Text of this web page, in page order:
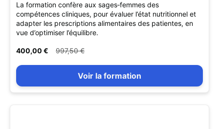
La formation confère aux sages‑femmes des
compétences cliniques, pour évaluer l’état nutritionnel et
adapter les prescriptions alimentaires des patientes, en
vue d’optimiser l’équilibre.
400,00 € 997,50 €
Voir la formation